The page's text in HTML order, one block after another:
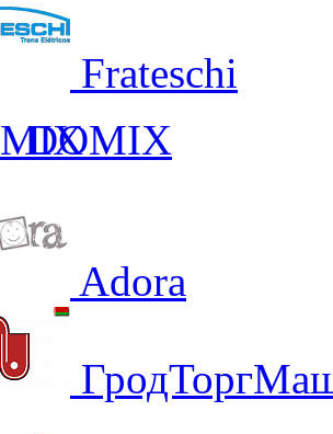
Frateschi
DOMIX
Adora